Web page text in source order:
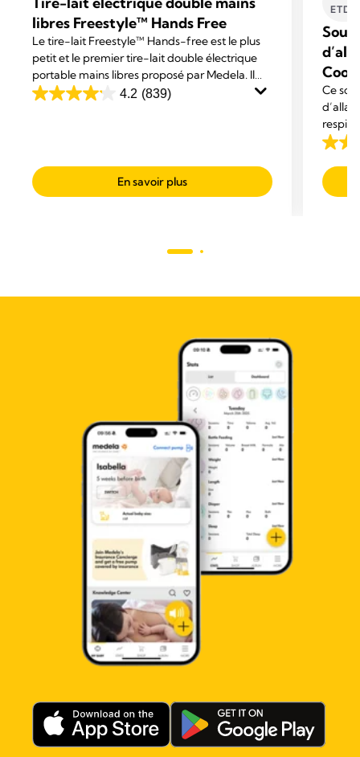
libres Freestyle™ Hands Free
Le tire-lait Freestyle™ Hands-free est le plus
petit et le premier tire-lait double électrique
portable mains libres proposé par Medela. Il
est conçu pour vous permettre de mener vos
4.2 (839)
4.2
839
avis
En savoir plus
Ce
et
4.3
sur
5